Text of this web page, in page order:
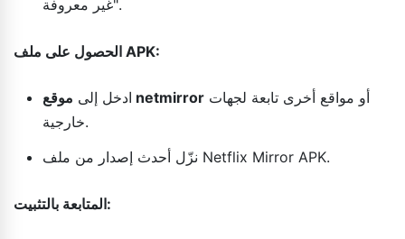
غير معروفة".
الحصول على ملف APK:
ادخل إلى موقع netmirror
خارجية.
نزّل أحدث إصدار من ملف Netflix Mirror APK.
المتابعة بالتثبيت: